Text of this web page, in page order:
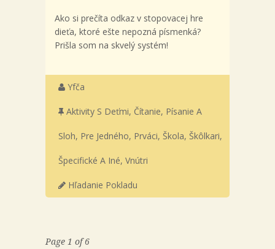
Ako si prečíta odkaz v stopovacej hre
dieťa, ktoré ešte nepozná písmenká?
Prišla som na skvelý systém!
Yfča
Aktivity S Deťmi, Čítanie, Písanie A
Sloh, Pre Jedného, Prváci, Škola, Škôlkari,
Špecifické A Iné, Vnútri
Hľadanie Pokladu
Page 1 of 6